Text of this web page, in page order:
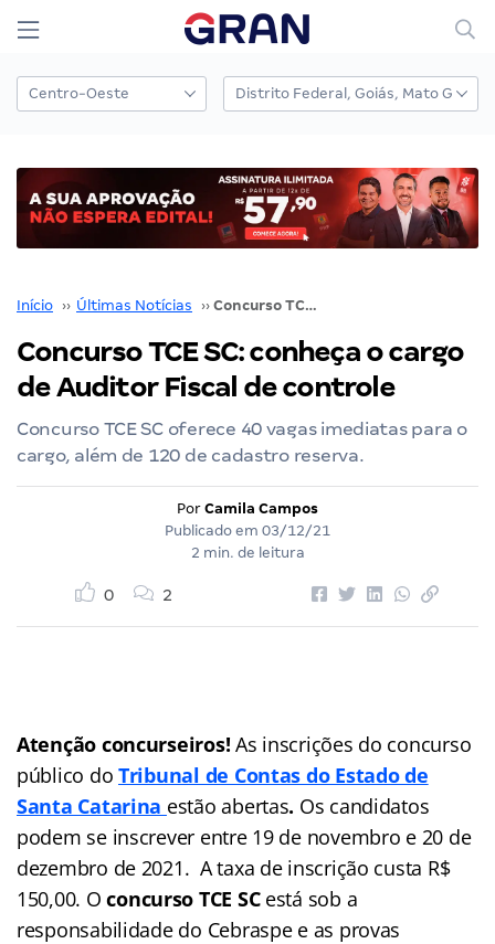
Início ›› Últimas Notícias ›› Concurso TCE SC: conheça o cargo de Auditor Fiscal de controle
Concurso TCE SC: conheça o cargo
de Auditor Fiscal de controle
Concurso TCE SC oferece 40 vagas imediatas para o
cargo, além de 120 de cadastro reserva.
Por Camila Campos
Publicado em 03/12/21
2 min. de leitura
0 2
Atenção concurseiros! As inscrições do concurso
público doTribunal de Contas do Estado de
Santa Catarina estão abertas. Os candidatos
podem se inscrever entre 19 de novembro e 20 de
dezembro de 2021. A taxa de inscrição custa R$
150,00. Oconcurso TCE SCestá sob a
responsabilidade do Cebraspe e as provas